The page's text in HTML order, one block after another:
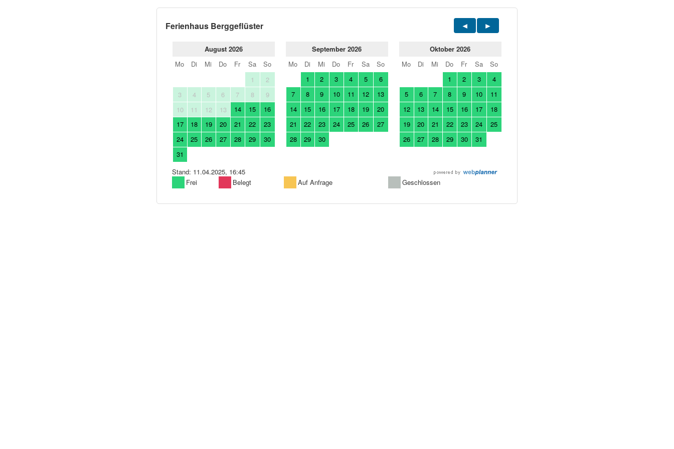
Ferienhaus Berggeflüster
August 2026
Mo
Di Mi Do Fr Sa
So
1
2
3
4 5 6 7 8
9
10
11 12 13 14 15
16
17
18 19 20 21 22
23
24
25 26 27 28 29
30
31
September 2026
Mo
Di Mi Do Fr Sa
So
1
2 3 4 5
6
7
8 9 10 11 12
13
14
15 16 17 18 19
20
21
22 23 24 25 26
27
28
29 30
Oktober 2026
Mo
Di Mi Do Fr Sa
So
1
2 3
4
5
6 7 8 9 10
11
12
13 14 15 16 17
18
19
20 21 22 23 24
25
26
27 28 29 30 31
Stand: 11.04.2025, 16:45
Frei
Belegt Auf Anfrage Geschlossen